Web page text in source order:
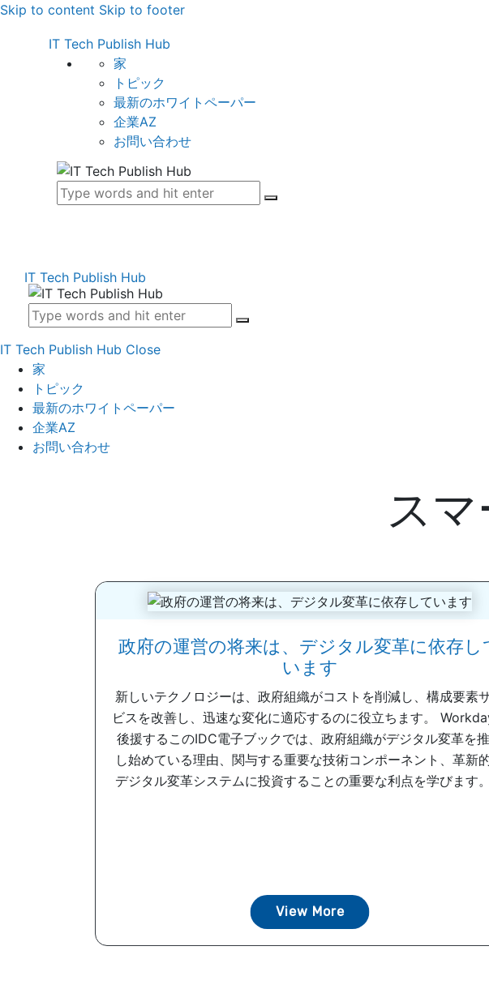
Skip to content Skip to footer
IT Tech Publish Hub
家
トピック
最新のホワイトペーパー
企業AZ
お問い合わせ
IT Tech Publish Hub
IT Tech Publish Hub Close
家
トピック
最新のホワイトペーパー
企業AZ
お問い合わせ
ス
政府の運営の将来は、デジタル変革に依存し
います
新しいテクノロジーは、政府組織がコストを削減し、構成要素
ビスを改善し、迅速な変化に適応するのに役立ちます。
後援するこのIDC電子ブックでは、政府組織がデジタル変革を
し始めている理由、関与する重要な技術コンポーネント、革新
デジタル変革システムに投資することの重要な利点を学びます
View More